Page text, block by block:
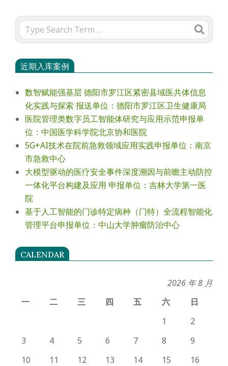
Search
近期入库案例
数智赋能强基层 德阳市罗江区紧密县域医共体信息
化实践与探索 报送单位：德阳市罗江区卫生健康局
医院管理类数字员工智能体研究与应用示范申报单
位：中国医学科学院北京协和医院
5G+AI技术在院前急救领域应用实践申报单位：南京
市急救中心
大模型驱动的医疗安全事件深度溯因与前瞻主动防控
一体化平台构建及应用 申报单位：吉林大学第一医
院
基于人工智能的门诊特定病种（门特）全流程智能化
管理平台申报单位：中山大学肿瘤防治中心
CALENDAR
2026 年 8 月
一
二 三 四 五 六
日
1
2
3
4 5 6 7 8
9
10
11 12 13 14 15 16